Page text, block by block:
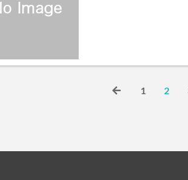
1 2